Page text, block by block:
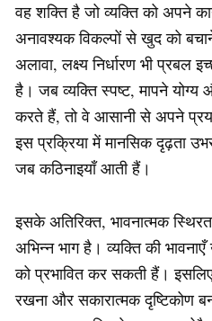
वह शक्ति है जो व्यक्ति को अपने
अनावश्यक विकल्पों से खुद को
अलावा, लक्ष्य निर्धारण भी प्रबल
है। जब व्यक्ति स्पष्ट, मापने योग्य
करते हैं, तो वे आसानी से अपने
इस प्रक्रिया में मानसिक दृढ़ता
जब कठिनाइयाँ आती हैं।
इसके अतिरिक्त, भावनात्मक
अभिन्न भाग है। व्यक्ति की
को प्रभावित कर सकती हैं।
रखना और सकारात्मक दृष्टिकोण